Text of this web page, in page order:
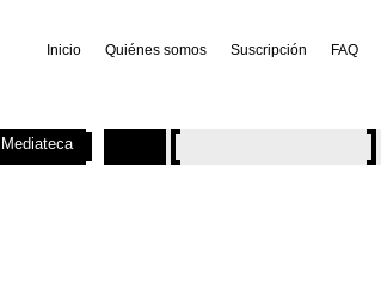
Inicio Quiénes somos Suscripción FAQ
Mediateca